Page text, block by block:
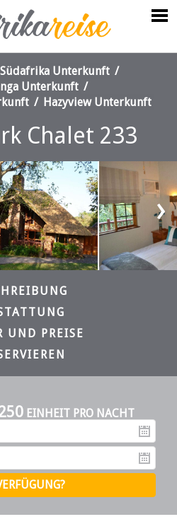
Südafrika Unterkunft /
Unterkunft /
/ Hazyview Unterkunft
Chalet 233
›
UND PREISE
EINHEIT PRO NACHT